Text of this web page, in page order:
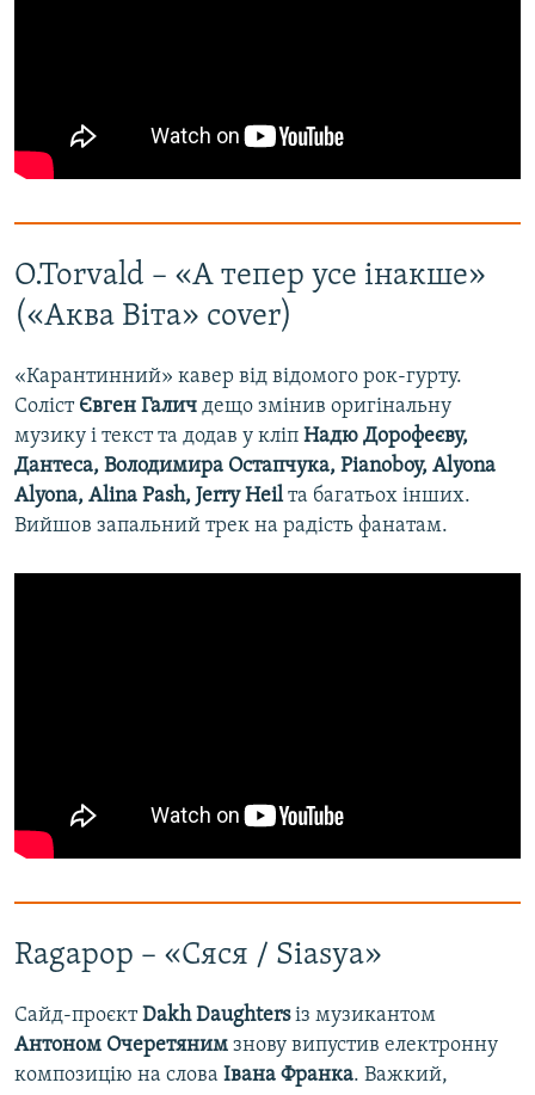
O.Torvald – «А тепер усе інакше»
(«Аква Віта» cover)
«Карантинний» кавер від відомого рок-гурту.
Соліст Євген Галич дещо змінив оригінальну
музику і текст та додав у кліп Надю Дорофеєву,
Дантеса, Володимира Остапчука, Pianoboy, Alyona
Alyona, Alina Pash, Jerry Heilта багатьох інших.
Вийшов запальний трек на радість фанатам.
Ragapop – «Сяся / Siasya»
Сайд-проєктDakh Daughtersіз музикантом
Антоном Очеретяним знову випустив електронну
композицію на слова Івана Франка. Важкий,